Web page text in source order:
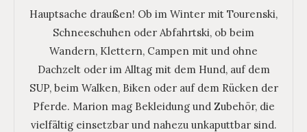
Hauptsache draußen! Ob im Winter mit Tourenski,
Schneeschuhen oder Abfahrtski, ob beim
Wandern, Klettern, Campen mit und ohne
Dachzelt oder im Alltag mit dem Hund, auf dem
SUP, beim Walken, Biken oder auf dem Rücken der
Pferde. Marion mag Bekleidung und Zubehör, die
vielfältig einsetzbar und nahezu unkaputtbar sind.